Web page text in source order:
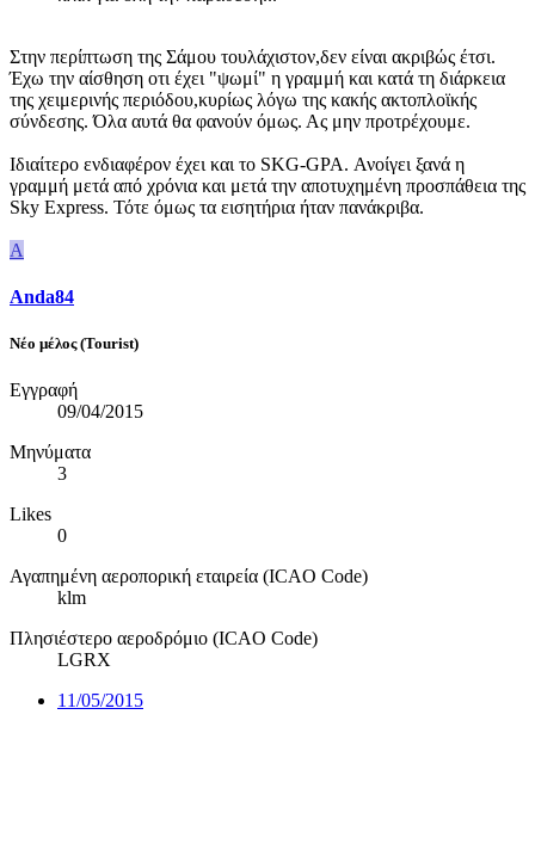
Στην περίπτωση της Σάμου τουλάχιστον,δεν είναι ακριβώς έτσι.
Έχω την αίσθηση οτι έχει "ψωμί" η γραμμή και κατά τη διάρκεια
της χειμερινής περιόδου,κυρίως λόγω της κακής ακτοπλοϊκής
σύνδεσης. Όλα αυτά θα φανούν όμως. Ας μην προτρέχουμε.
Ιδιαίτερο ενδιαφέρον έχει και το SKG-GPA. Ανοίγει ξανά η
γραμμή μετά από χρόνια και μετά την αποτυχημένη προσπάθεια της
Sky Express. Τότε όμως τα εισητήρια ήταν πανάκριβα.
A
Anda84
Νέο μέλος (Tourist)
Εγγραφή
09/04/2015
Μηνύματα
3
Likes
0
Αγαπημένη αεροπορική εταιρεία (ICAO Code)
klm
Πλησιέστερο αεροδρόμιο (ICAO Code)
LGRX
11/05/2015